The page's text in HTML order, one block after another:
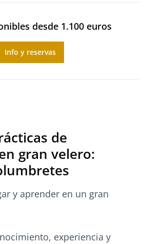
desde 1.100 euros
Info y reservas
de
gran velero:
y aprender en un gran
experiencia y